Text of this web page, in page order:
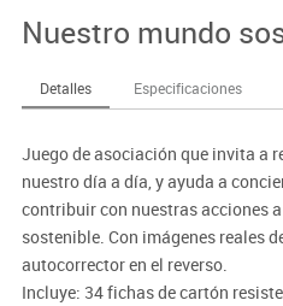
Nuestro mundo
Detalles Especificaciones
Juego de asociación que invita a
nuestro día a día, y ayuda a
contribuir con nuestras acciones
sostenible. Con imágenes reales
autocorrector en el reverso.
Incluye: 34 fichas de cartón